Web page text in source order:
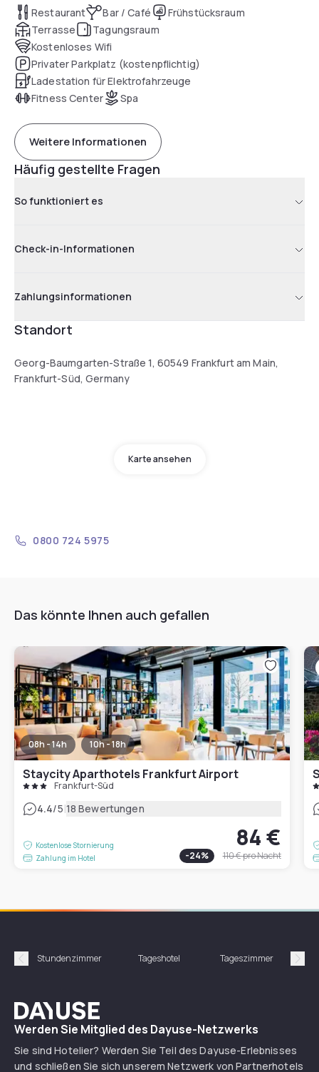
Restaurant Bar / Café
Frühstücksraum
Terrasse
Tagungsraum
Kostenloses Wifi
Privater Parkplatz (kostenpflichtig)
Ladestation für Elektrofahrzeuge
Fitness Center
Spa
Weitere Informationen
Häufig gestellte Fragen
So funktioniert es
Check-in-Informationen
Zahlungsinformationen
Standort
Georg-Baumgarten-Straße 1, 60549 Frankfurt am Main,
Frankfurt-Süd, Germany
Karte ansehen
0800 724 5975
Das könnte Ihnen auch gefallen
08h - 14h 10h - 18h
Staycity Aparthotels Frankfurt Airport
Frankfurt-Süd
4.4/5|18 Bewertungen
Kostenlose Stornierung
Zahlung im Hotel
84 €
-24% 110 €pro Nacht
Précédent
Stundenzimmer Tageshotel Tageszimmer
Dayuse
Werden Sie Mitglied des Dayuse-Netzwerks
Sie sind Hotelier? Werden Sie Teil des Dayuse-Erlebnisses
und schließen Sie sich unserem Netzwerk von Partnerhotels